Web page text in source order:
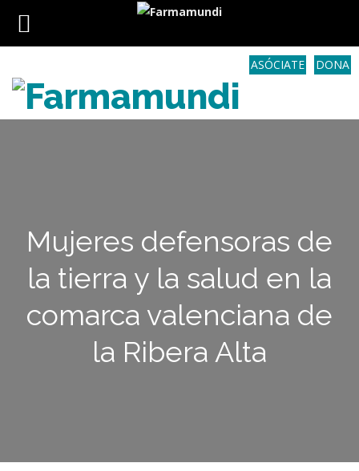
DONA
ASÓCIATE
Mujeres defensoras de
la tierra y la salud en la
comarca valenciana de
la Ribera Alta